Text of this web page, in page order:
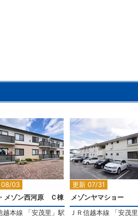
08/03
2
メゾン西河原 Ｃ棟
越本線 「安茂里 」駅
更新 07/31
2
メゾンヤマショー
ＪＲ信越本線 「安茂里